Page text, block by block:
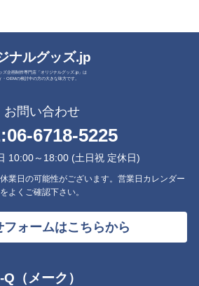
ナルグッズ.jp
ズ企画制作専門店「オリジナルグッズ.jp」は
・OEMの検討中の方の大きな味方です。
お問い合わせ
06-6718-5225
10:00～18:00 (土日祝 定休日)
業日の可能性がございます。営業日カレンダー
をよくご確認下さい。
フォームはこちらから
Q（メーク）